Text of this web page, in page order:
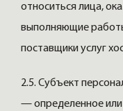
относиться лица,
выполняющие
поставщики услуг
2.5. Субъект
— определенное или